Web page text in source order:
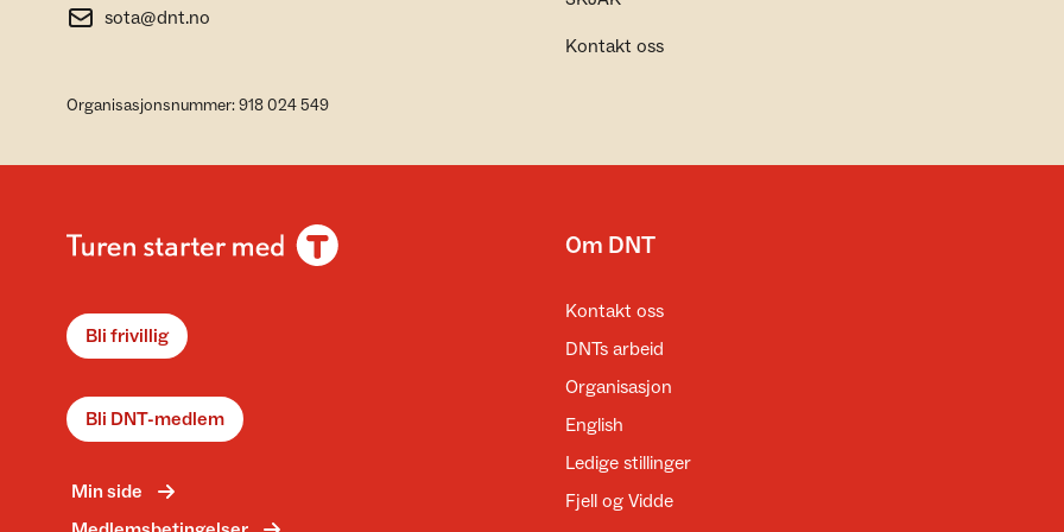
sota@dnt.no
Kontakt oss
Organisasjonsnummer: 918 024 549
Bli frivillig
Bli DNT-medlem
Min side
Om DNT
Kontakt oss
DNTs arbeid
Organisasjon
English
Ledige stillinger
Fjell og Vidde